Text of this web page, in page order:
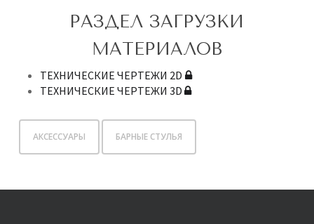
РАЗДЕЛ ЗАГРУЗКИ
МАТЕРИАЛОВ
ТЕХНИЧЕСКИЕ ЧЕРТЕЖИ 2D
ТЕХНИЧЕСКИЕ ЧЕРТЕЖИ 3D
АКСЕССУАРЫ БАРНЫЕ СТУЛЬЯ